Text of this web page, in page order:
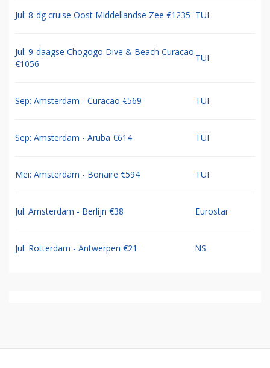
Jul: 8-dg cruise Oost Middellandse Zee €1235 TUI
Jul: 9-daagse Chogogo Dive & Beach Curacao
€1056
TUI
Sep: Amsterdam - Curacao €569 TUI
Sep: Amsterdam - Aruba €614 TUI
Mei: Amsterdam - Bonaire €594 TUI
Jul: Amsterdam - Berlijn €38 Eurostar
Jul: Rotterdam - Antwerpen €21 NS